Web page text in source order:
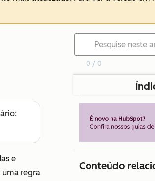
e
uma regra
0 / 0
Conteúdo